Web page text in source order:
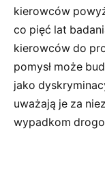
kierowców
co pięć lat
kierowców do
pomysł może
jako
uważają je za
wypadkom